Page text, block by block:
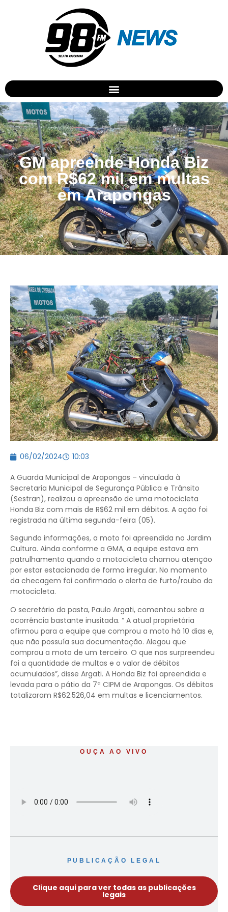
GM apreende Honda Biz
com R$62 mil em multas
em Arapongas
06/02/2024 10:03
A Guarda Municipal de Arapongas – vinculada à
Secretaria Municipal de Segurança Pública e Trânsito
(Sestran), realizou a apreensão de uma motocicleta
Honda Biz com mais de R$62 mil em débitos. A ação foi
registrada na última segunda-feira (05).
Segundo informações, a moto foi apreendida no Jardim
Cultura. Ainda conforme a GMA, a equipe estava em
patrulhamento quando a motocicleta chamou atenção
por estar estacionada de forma irregular. No momento
da checagem foi confirmado o alerta de furto/roubo da
motocicleta.
O secretário da pasta, Paulo Argati, comentou sobre a
ocorrência bastante inusitada. “ A atual proprietária
afirmou para a equipe que comprou a moto há 10 dias e,
que não possuía sua documentação. Alegou que
comprou a moto de um terceiro. O que nos surpreendeu
foi a quantidade de multas e o valor de débitos
acumulados”, disse Argati. A Honda Biz foi apreendida e
levada para o pátio da 7ª CIPM de Arapongas. Os débitos
totalizaram R$62.526,04 em multas e licenciamentos.
OUÇA AO VIVO
PUBLICAÇÃO LEGAL
Clique aqui para ver todas as publicações
legais